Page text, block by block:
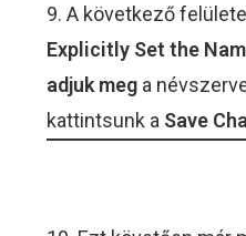
9. A következő
Explicitly Set the
adjuk meg a
kattintsunk a Save